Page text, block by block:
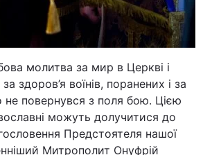
молитва за мир в Церкві і
здоров’я воїнів, поранених і за
не повернувся з поля бою. Цією
можуть долучитися до
Предстоятеля нашої
Митрополит Онуфрій